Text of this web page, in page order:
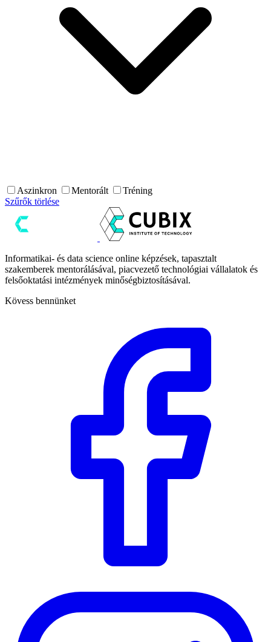
Aszinkron Mentorált
Tréning
Szűrők törlése
Informatikai- és data science online képzések, tapasztalt
szakemberek mentorálásával, piacvezető technológiai vállalatok és
felsőoktatási intézmények minőségbiztosításával.
Kövess bennünket